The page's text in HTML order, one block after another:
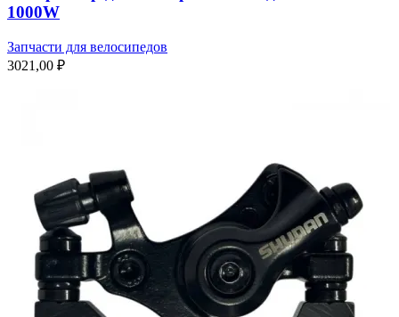
1000W
Запчасти для велосипедов
3021,00 ₽